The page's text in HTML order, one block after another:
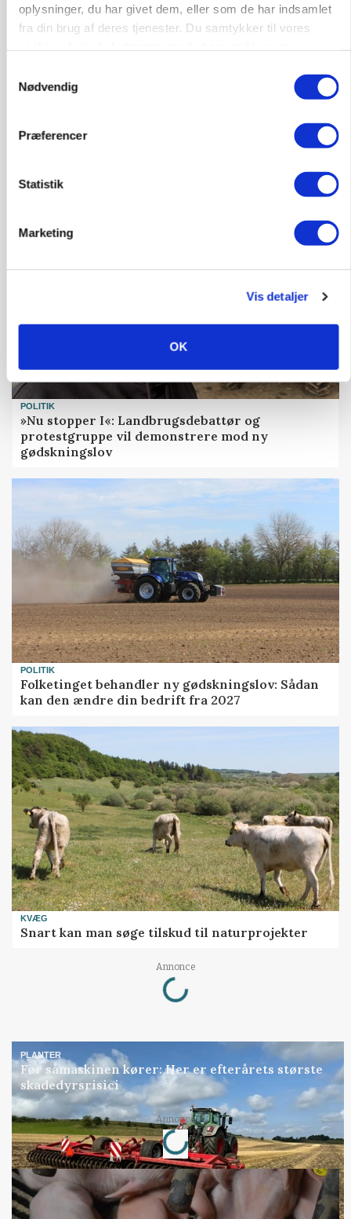
oplysninger, du har givet dem, eller som de har indsamlet
fra din brug af deres tjenester. Du samtykker til vores
Nødvendig
Præferencer
Statistik
Marketing
Vis detaljer
OK
MARKED
Russisk mælkepris dykker 23 procent
marked for biokul
POLITIK
»Nu stopper I«: Landbrugsdebattør og
protestgruppe vil demonstrere mod ny
gødskningslov
POLITIK
Folketinget behandler ny gødskningslov: Sådan
kan den ændre din bedrift fra 2027
KVÆG
Snart kan man søge tilskud til naturprojekter
Annonce
Loading...
PLANTER
Før såmaskinen kører: Her er efterårets største
skadedyrsrisici
Annonce
Loading...